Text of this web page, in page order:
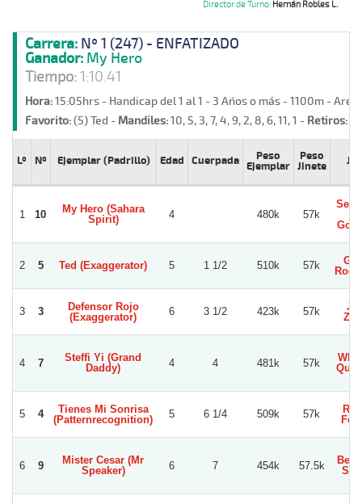
Director de Turno: Hernán Robles L.
Carrera: Nº 1 (247) - ENFATIZADO
Ganador: My Hero
Tiempo:1:10.41
Hora:15:05hrs - Handicap del 1 al 1 - 3 Años o más - 1100m -
Favorito:(5) Ted - Mandiles:10, 5, 3, 7, 4, 9, 2, 8, 6, 11, 1 - Retiros:
Lº Nº Ejemplar (Padrillo) Edad Cuerpada
Peso
Ejemplar
Peso
Jinete
1 10
My Hero (Sahara
Spirit)
4 480k 57k
2 5 Ted (Exaggerator) 5 1 1/2 510k 57k
3 3
Defensor Rojo
(Exaggerator)
6 3 1/2 423k 57k
4 7
Steffi Yi (Grand
Daddy)
4 4 481k 57k
5 4
Tienes Mi Sonrisa
(Patternrecognition)
5 6 1/4 509k 57k
6 9
Mister Cesar (Mr
Speaker)
6 7 454k 57.5k